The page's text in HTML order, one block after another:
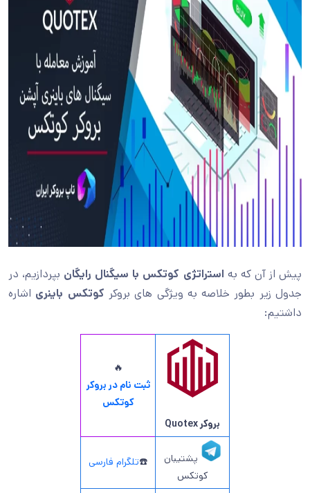
پیش از آن که به استراتژی کوتکس با سیگنال رایگان بپردازیم، در
جدول زیر بطور خلاصه به ویژگی های بروکر کوتکس باینری اشاره
داشتیم:
بروکر Quotex
🔥
ثبت نام در بروکر
کوتکس
پشتیبان
کوتکس
☎️تلگرام فارسی